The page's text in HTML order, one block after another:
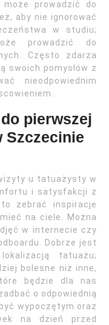
prowadzić do
aby nie ignorować
w studiu;
prowadzić do
Często zdarza
swoich pomysłów z
nieodpowiednim
pierwszej
Szczecinie
u tatuażysty w
i satysfakcji z
zebrać inspiracje
na ciele. Można
w internecie czy
Dobrze jest
tatuażu;
bolesne niż inne,
będzie dla nas
o odpowiednią
wypoczętym oraz
na dzień przed